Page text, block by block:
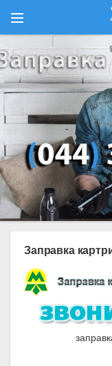
Заправка